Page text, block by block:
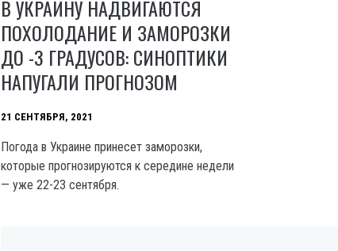
В УКРАИНУ НАДВИГАЮТСЯ
ПОХОЛОДАНИЕ И ЗАМОРОЗКИ
ДО -3 ГРАДУСОВ: СИНОПТИКИ
НАПУГАЛИ ПРОГНОЗОМ
21 СЕНТЯБРЯ, 2021
Погода в Украине принесет заморозки,
которые прогнозируются к середине недели
— уже 22-23 сентября.